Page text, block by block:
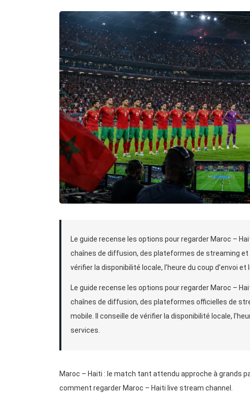
Le guide recense les options pour regarder Maroc –
chaînes de diffusion, des plateformes de streaming et
vérifier la disponibilité locale, l’heure du coup d’envoi
Le guide recense les options pour regarder Maroc –
chaînes de diffusion, des plateformes officielles de
mobile. Il conseille de vérifier la disponibilité locale,
services.
Maroc – Haiti : le match tant attendu approche à grands
comment regarder Maroc – Haiti live stream channel.